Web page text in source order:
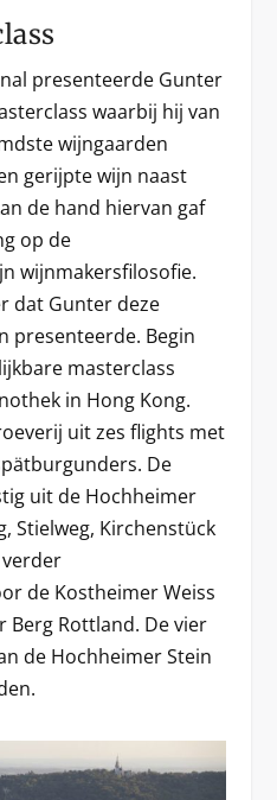
presenteerde Gunter
waarbij hij van
wijngaarden
gerijpte wijn naast
de hand hiervan gaf
op de
wijnmakersfilosofie.
dat Gunter deze
presenteerde. Begin
masterclass
in Hong Kong.
uit zes flights met
De
uit de Hochheimer
Stielweg, Kirchenstück
de Kostheimer Weiss
Berg Rottland. De vier
de Hochheimer Stein